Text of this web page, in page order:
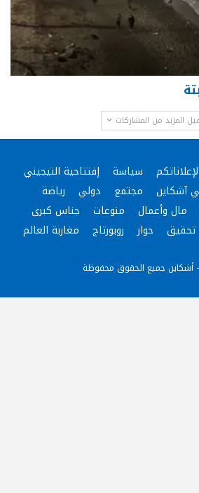
المزيد من المشاركات
لإعلاناتكم سياسة
إفتتاحية التيجيني
آشكاين مجتمع دولي
رياضة
مال وأعمال منوعات
جناس كبرى
تحقيق حوار روبورتاج مغاربة العالم